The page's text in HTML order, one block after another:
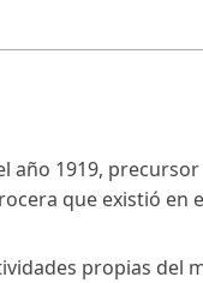
1919,
que existió en
propias del